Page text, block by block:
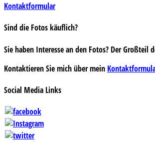
Kontaktformular
Sind die Fotos käuflich?
Sie haben Interesse an den Fotos? Der
Kontaktieren Sie mich über mein
Social Media Links